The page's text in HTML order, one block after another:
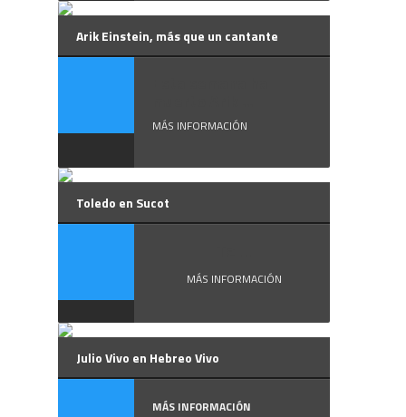
Arik Einstein, más que un cantante
MÁS INFORMACIÓN
Toledo en Sucot
MÁS INFORMACIÓN
Julio Vivo en Hebreo Vivo
MÁS INFORMACIÓN